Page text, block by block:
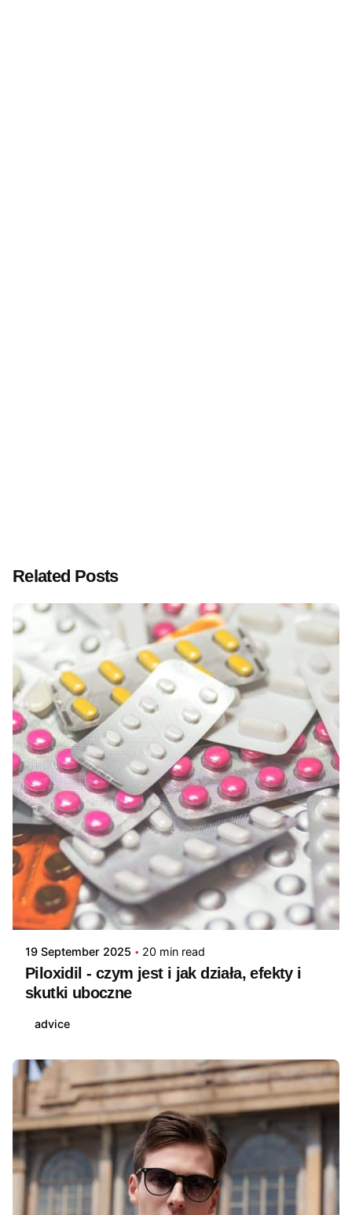
Related Posts
19 September 2025 20 min read
Piloxidil - czym jest i jak działa, efekty i
skutki uboczne
advice